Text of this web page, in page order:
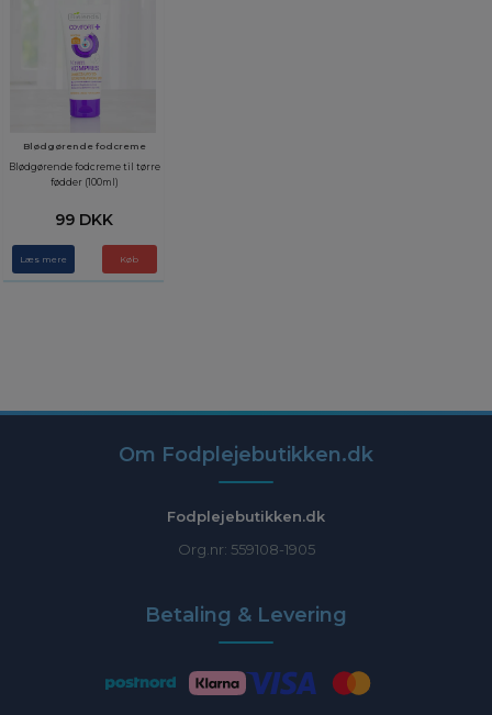
Blødgørende fodcreme
Blødgørende fodcreme til tørre
fødder (100ml)
99 DKK
Læs mere
Om Fodplejebutikken.dk
Fodplejebutikken.dk
Org.nr: 559108-1905
Betaling & Levering